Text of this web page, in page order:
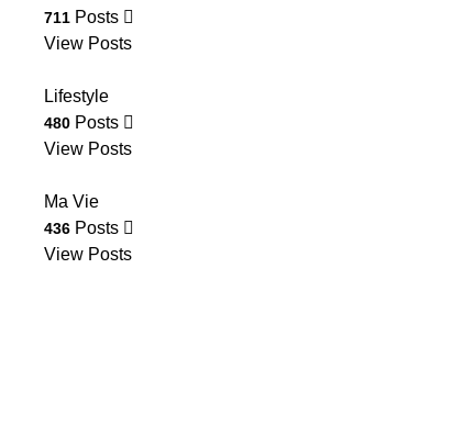
711 Posts
View Posts
Lifestyle
480 Posts
View Posts
Ma Vie
436 Posts
View Posts